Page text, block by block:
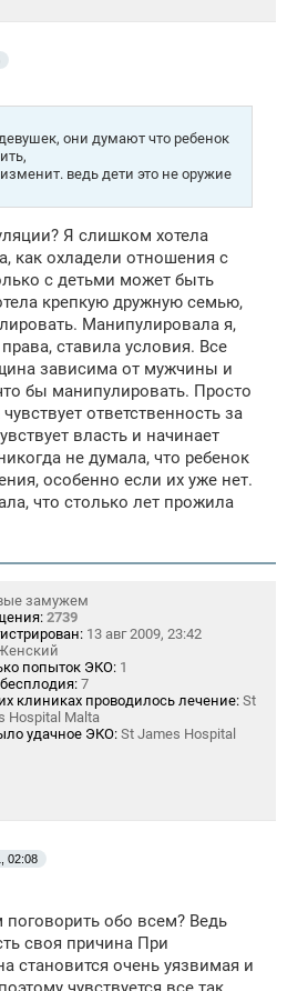
они думают что ребенок
ведь дети это не оружие
Я слишком хотела
как охладели отношения с
с детьми может быть
крепкую дружную семью,
Манипулировала я,
ставила условия. Все
зависима от мужчины и
бы манипулировать. Просто
ответственность за
власть и начинает
не думала, что ребенок
особенно если их уже нет.
что столько лет прожила
замужем
2739
13 авг 2009, 23:42
попыток ЭКО: 1
7
клиниках проводилось лечение: St
Hospital Malta
удачное ЭКО: St James Hospital
02:08
обо всем? Ведь
своя причина При
становится очень уязвимая и